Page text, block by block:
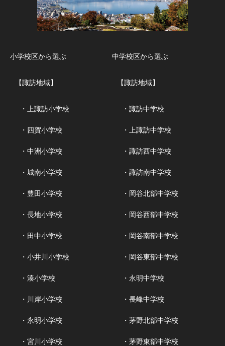
小学校区から選ぶ
【諏訪地域】
・上諏訪小学校
・四賀小学校
・中洲小学校
・城南小学校
・豊田小学校
・長地小学校
・田中小学校
・小井川小学校
・湊小学校
・川岸小学校
・永明小学校
・宮川小学校
中学校区から選ぶ
【諏訪地域】
・諏訪中学校
・上諏訪中学校
・諏訪西中学校
・諏訪南中学校
・岡谷北部中学校
・岡谷西部中学校
・岡谷南部中学校
・岡谷東部中学校
・永明中学校
・長峰中学校
・茅野北部中学校
・茅野東部中学校